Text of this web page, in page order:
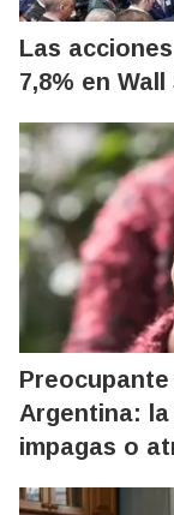
Las
7,8% en
Argentina:
impagas o